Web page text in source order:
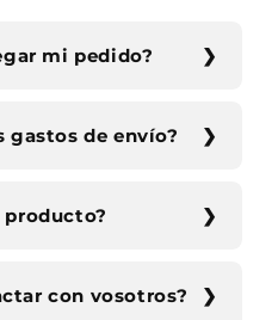
mi pedido?
gastos de envío?
producto?
con vosotros?